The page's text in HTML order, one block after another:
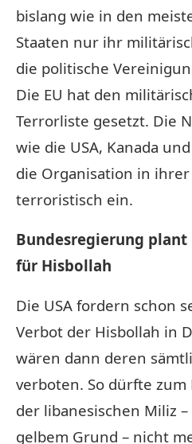
bislang wie in den
Staaten nur ihr
die politische
Die EU hat den
Terrorliste gesetzt. Die
wie die USA, Kanada
die Organisation in
terroristisch ein.
Bundesregierung
für Hisbollah
Die USA fordern schon
Verbot der Hisbollah in
wären dann deren
verboten. So dürfte zum
der libanesischen Miliz
gelbem Grund – nicht